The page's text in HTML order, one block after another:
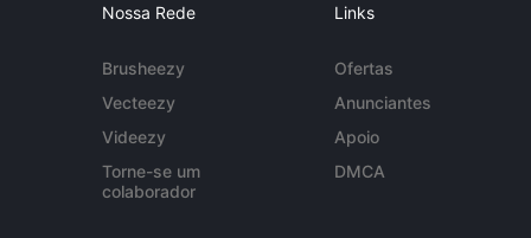
Nossa Rede
Brusheezy
Vecteezy
Videezy
Torne-se um
colaborador
Links
Ofertas
Anunciantes
Apoio
DMCA